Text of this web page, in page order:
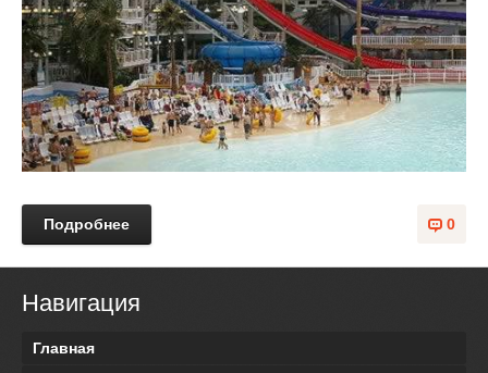
0
Подробнее
Навигация
Главная